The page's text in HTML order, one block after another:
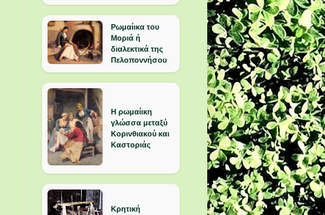
Ρωμαίικα του
Μοριά ή
διαλεκτικά της
Πελοποννήσου
Η ρωμαίικη
γλώσσα μεταξύ
Κορινθιακού και
Καστοριάς
Κρητική